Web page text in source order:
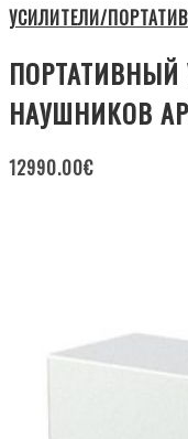
УСИЛИТЕЛИ/
НАУШНИКОВ
12990.00€